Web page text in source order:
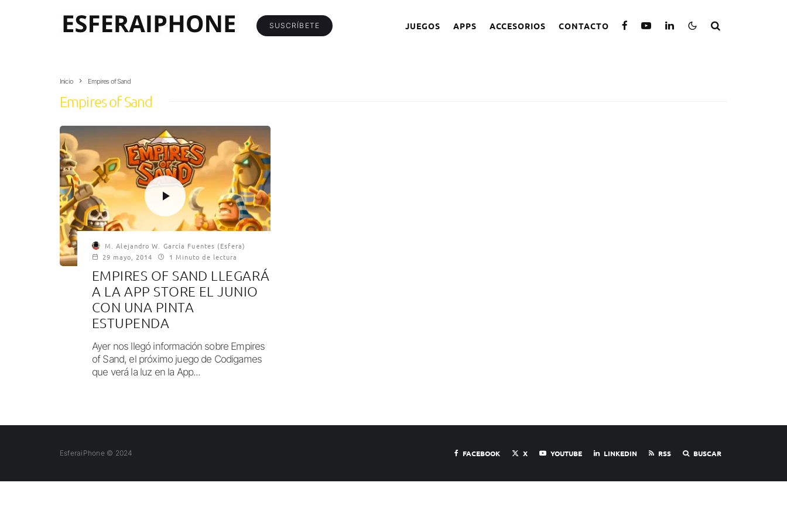
SUSCRÍBETE JUEGOS APPS ACCESORIOS CONTACTO
Inicio Empires of Sand
Empires of Sand
M. Alejandro W. García Fuentes (Esfera)
29 mayo, 2014
1 Minuto de lectura
EMPIRES OF SAND LLEGARÁ
A LA APP STORE EL JUNIO
CON UNA PINTA
ESTUPENDA
Ayer nos llegó información sobre Empires
of Sand, el próximo juego de Codigames
que verá la luz en la App...
EsferaiPhone © 2024 FACEBOOK X YOUTUBE LINKEDIN RSS BUSCAR